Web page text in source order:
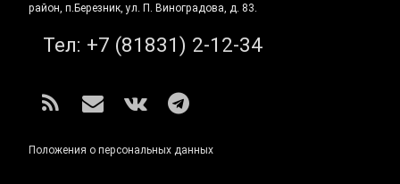
район, п.Березник, ул. П. Виноградова, д. 83.
Тел: +7 (81831) 2-12-34
RSS E-mailВКонтакте
Telegram
Положения о персональных данных